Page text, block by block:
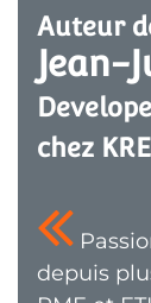
Auteur
Jean-
chez
depuis